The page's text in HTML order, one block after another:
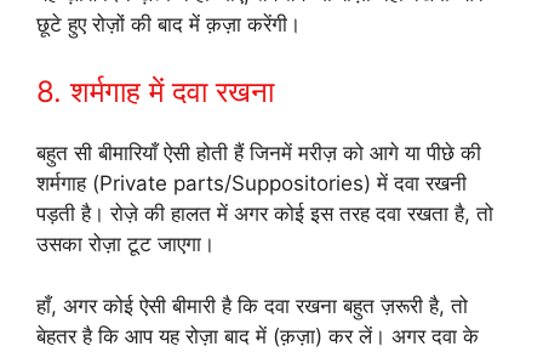
छूटे हुए रोज़ों की बाद में क़ज़ा करेंगी।
8. शर्मगाह में दवा रखना
बहुत सी बीमारियाँ ऐसी होती हैं जिनमें मरीज़ को आगे या पीछे की
शर्मगाह (Private parts/Suppositories) में दवा रखनी
पड़ती है। रोज़े की हालत में अगर कोई इस तरह दवा रखता है, तो
उसका रोज़ा टूट जाएगा।
हाँ, अगर कोई ऐसी बीमारी है कि दवा रखना बहुत ज़रूरी है, तो
बेहतर है कि आप यह रोज़ा बाद में (क़ज़ा) कर लें। अगर दवा के